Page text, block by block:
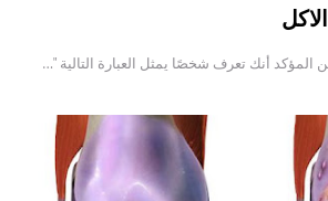
المؤكد أنك تعرف شخصًا يمثل العبارة التالية "…